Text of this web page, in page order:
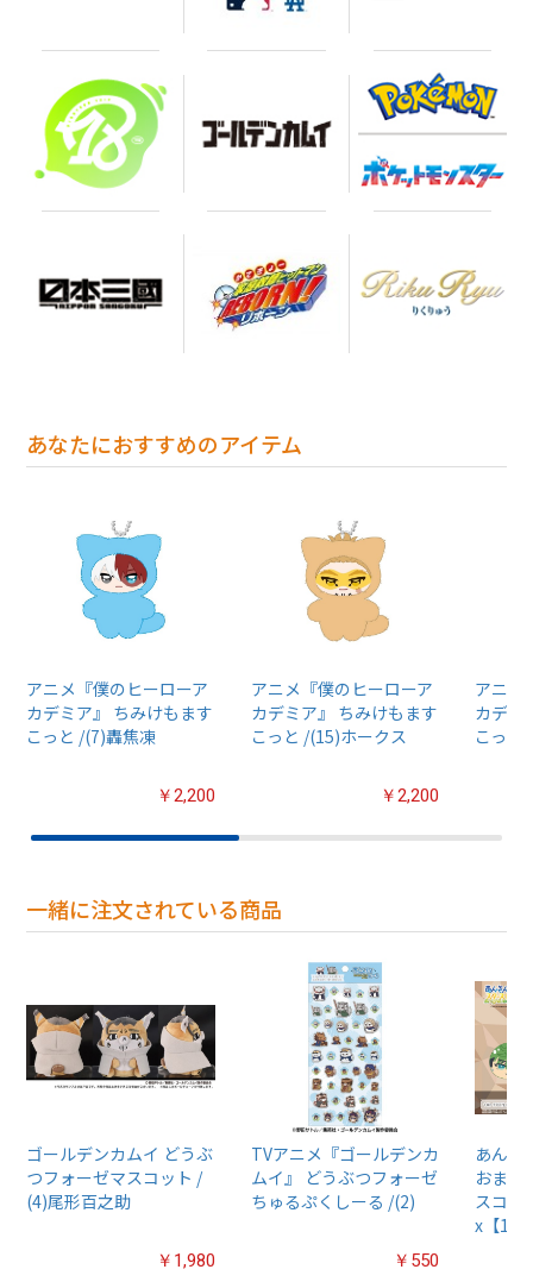
あなたにおすすめのアイテム
アニメ『僕のヒーローア
カデミア』 ちみけもます
こっと /(7)轟焦凍
￥2,200
アニメ『僕のヒーローア
カデミア』 ちみけもます
こっと /(15)ホークス
￥2,200
アニメ
カデミ
こっと
一緒に注文されている商品
ゴールデンカムイ どうぶ
つフォーゼマスコット /
(4)尾形百之助
￥1,980
TVアニメ『ゴールデンカ
ムイ』 どうぶつフォーゼ
ちゅるぷくしーる /(2)
￥550
あんさ
おまん
スコッ
x【